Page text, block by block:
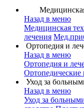
Назад в меню
Медицинская
лечения
Ортопедия и
Назад в меню
Ортопедия и
Ортопедические
Уход за
Назад в меню
Уход за